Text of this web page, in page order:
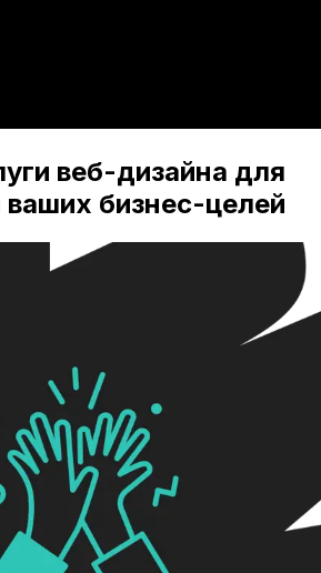
веб-дизайна для
бизнес-целей